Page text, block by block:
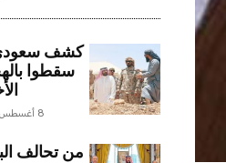
كشف
سقطوا
8 أغسطس، 2026
من تحالف